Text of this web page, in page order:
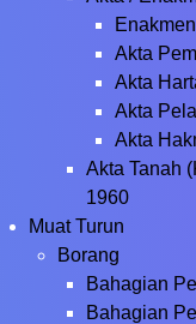
Akta
Akta
Akta
Akta
Akta Tanah
1960
Muat Turun
Borang
Bahagian
Bahagian